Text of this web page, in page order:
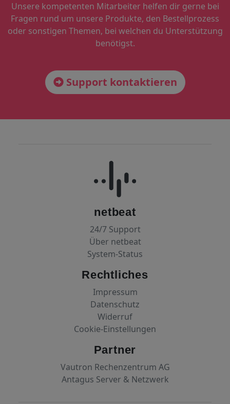
Unsere kompetenten Mitarbeiter helfen dir gerne bei
Fragen rund um unsere Produkte, den Bestellprozess
oder sonstigen Themen, bei welchen du Unterstützung
benötigst.
Support kontaktieren
netbeat
24/7 Support
Über netbeat
System-Status
Rechtliches
Impressum
Datenschutz
Widerruf
Cookie-Einstellungen
Partner
Vautron Rechenzentrum AG
Antagus Server & Netzwerk